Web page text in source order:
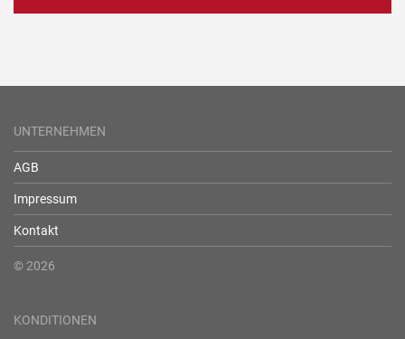
UNTERNEHMEN
AGB
Impressum
Kontakt
© 2026
KONDITIONEN